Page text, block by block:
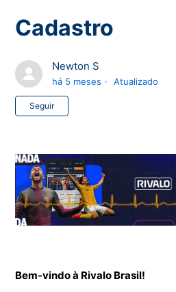
Cadastro
Newton S
há 5 meses Atualizado
Seguir
Bem-vindo à Rivalo Brasil!